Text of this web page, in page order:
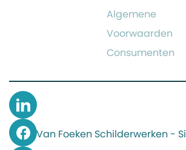
Algemene
Voorwaarden
Consumenten
Van Foeken Schilderwerken -